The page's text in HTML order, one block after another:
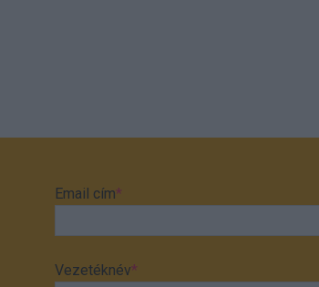
Email cím*
Vezetéknév*